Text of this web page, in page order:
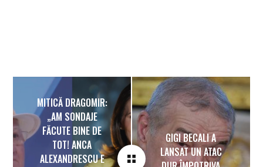
MITICĂ DRAGOMIR:
„AM SONDAJE
FĂCUTE BINE DE
TOT! ANCA
ALEXANDRESCU E
GIGI BECALI A
LANSAT UN ATAC